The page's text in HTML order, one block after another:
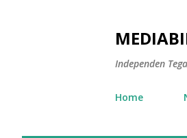
Independen
Home